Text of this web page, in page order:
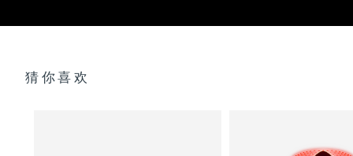
猜你喜欢